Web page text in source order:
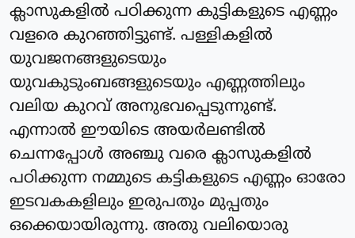
ക്ലാസുകളില്‍ പഠിക്കുന്ന കുട്ടികളുടെ എണ്ണം
വളരെ കുറഞ്ഞിട്ടുണ്ട്. പള്ളികളില്‍
യുവജനങ്ങളുടെയും
യുവകുടുംബങ്ങളുടെയും എണ്ണത്തിലും
വലിയ കുറവ് അനുഭവപ്പെടുന്നുണ്ട്.
എന്നാല്‍ ഈയിടെ അയര്‍ലണ്ടില്‍
ചെന്നപ്പോള്‍ അഞ്ചു വരെ ക്ലാസുകളില്‍
പഠിക്കുന്ന നമ്മുടെ കട്ടികളുടെ എണ്ണം ഓരോ
ഇടവകകളിലും ഇരുപതും മുപ്പതും
ഒക്കെയായിരുന്നു. അതു വലിയൊരു